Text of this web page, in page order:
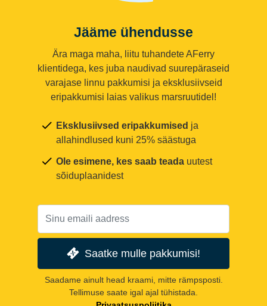
Jääme ühendusse
Ära maga maha, liitu tuhandete AFerry
klientidega, kes juba naudivad suurepäraseid
varajase linnu pakkumisi ja eksklusiivseid
eripakkumisi laias valikus marsruutidel!
Eksklusiivsed eripakkumised ja
allahindlused kuni 25% säästuga
Ole esimene, kes saab teada uutest
sõiduplaanidest
Saatke mulle pakkumisi!
Saadame ainult head kraami, mitte rämpsposti.
Tellimuse saate igal ajal tühistada.